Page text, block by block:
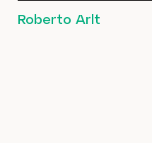
Roberto Arlt